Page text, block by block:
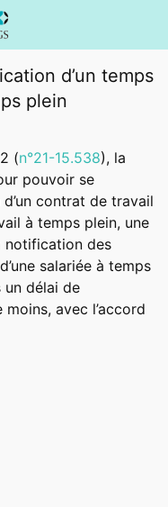
d’un temps
plein
(n°21-15.538), la
pouvoir se
contrat de travail
à temps plein, une
notification des
salariée à temps
délai de
avec l’accord